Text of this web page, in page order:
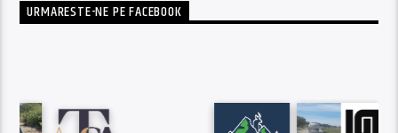
URMARESTE-NE PE FACEBOOK